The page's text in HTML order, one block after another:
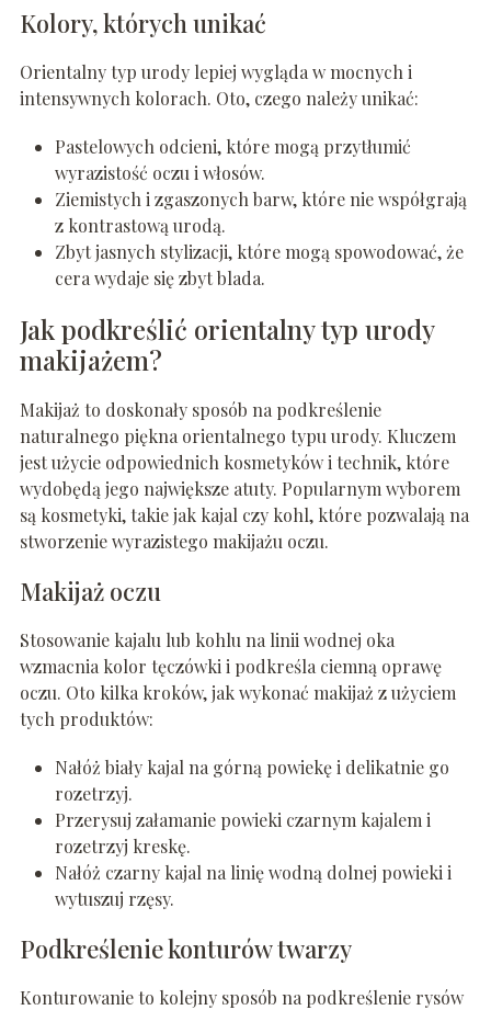
Kolory, których unikać
Orientalny typ urody lepiej wygląda w mocnych i
intensywnych kolorach. Oto, czego należy unikać:
Pastelowych odcieni, które mogą przytłumić
wyrazistość oczu i włosów.
Ziemistych i zgaszonych barw, które nie współgrają
z kontrastową urodą.
Zbyt jasnych stylizacji, które mogą spowodować, że
cera wydaje się zbyt blada.
Jak podkreślić orientalny typ urody
makijażem?
Makijaż to doskonały sposób na podkreślenie
naturalnego piękna orientalnego typu urody. Kluczem
jest użycie odpowiednich kosmetyków i technik, które
wydobędą jego największe atuty. Popularnym wyborem
są kosmetyki, takie jak kajal czy kohl, które pozwalają na
stworzenie wyrazistego makijażu oczu.
Makijaż oczu
Stosowanie kajalu lub kohlu na linii wodnej oka
wzmacnia kolor tęczówki i podkreśla ciemną oprawę
oczu. Oto kilka kroków, jak wykonać makijaż z użyciem
tych produktów:
Nałóż biały kajal na górną powiekę i delikatnie go
rozetrzyj.
Przerysuj załamanie powieki czarnym kajalem i
rozetrzyj kreskę.
Nałóż czarny kajal na linię wodną dolnej powieki i
wytuszuj rzęsy.
Podkreślenie konturów twarzy
Konturowanie to kolejny sposób na podkreślenie rysów